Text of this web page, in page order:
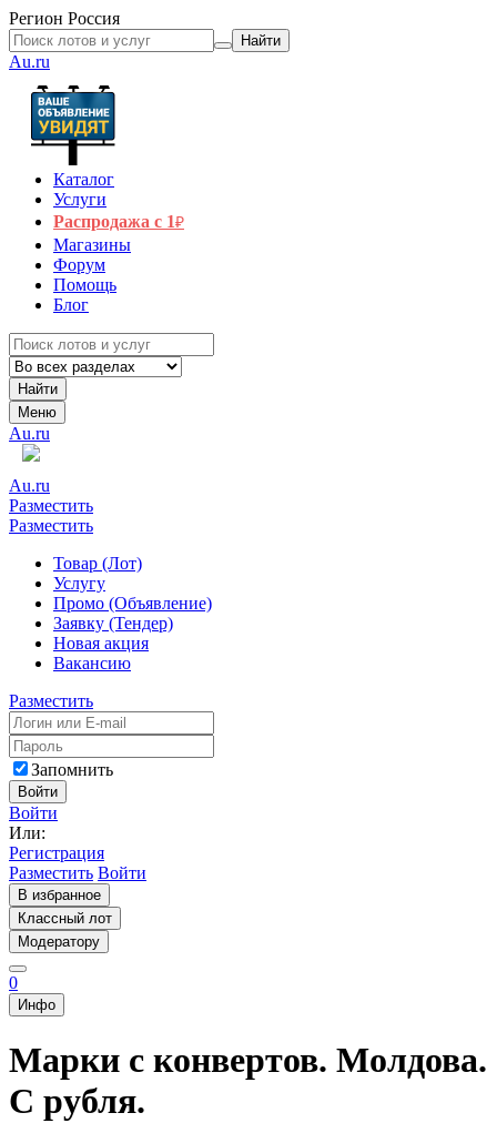
Регион Россия
Найти
Au.ru
Каталог
Услуги
Распродажа с 1₽
Магазины
Форум
Помощь
Блог
Найти
Меню
Au.ru
Au.ru
Разместить
Разместить
Товар (Лот)
Услугу
Промо (Объявление)
Заявку (Тендер)
Новая акция
Вакансию
Разместить
Запомнить
Войти
Войти
Или:
Регистрация
Разместить Войти
В избранное
Классный лот
Модератору
0
Инфо
Марки с конвертов. Молдова.
С рубля.